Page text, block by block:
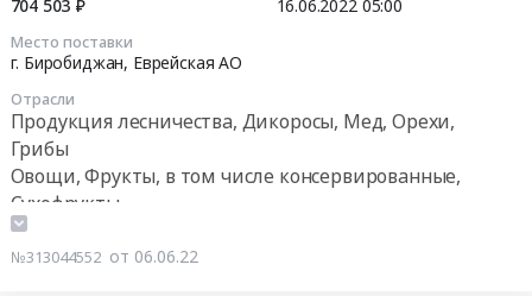
704 503 ₽ 16.06.2022 05:00
Место поставки
г. Биробиджан, Еврейская АО
Отрасли
Продукция лесничества, Дикоросы, Мед, Орехи,
Грибы
Овощи, Фрукты, в том числе консервированные,
Сухофрукты
№313044552 от 06.06.22